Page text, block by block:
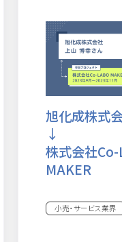
旭化成株式
↓
株式会社
MAKER
小売・サービス業界